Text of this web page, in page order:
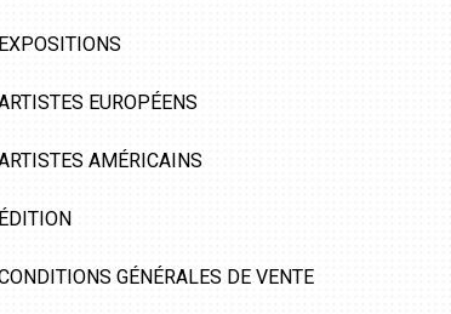
EXPOSITIONS
EUROPÉENS
AMÉRICAINS
ÉDITION
GÉNÉRALES DE VENTE